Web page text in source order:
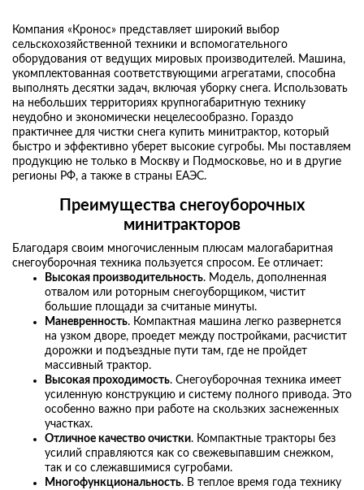
Компания «Кронос» представляет широкий выбор
сельскохозяйственной техники и вспомогательного
оборудования от ведущих мировых производителей. Машина,
укомплектованная соответствующими агрегатами, способна
выполнять десятки задач, включая уборку снега. Использовать
на небольших территориях крупногабаритную технику
неудобно и экономически нецелесообразно. Гораздо
практичнее для чистки снега купить минитрактор, который
быстро и эффективно уберет высокие сугробы. Мы поставляем
продукцию не только в Москву и Подмосковье, но и в другие
регионы РФ, а также в страны ЕАЭС.
Преимущества снегоуборочных
минитракторов
Благодаря своим многочисленным плюсам малогабаритная
снегоуборочная техника пользуется спросом. Ее отличает:
Высокая производительность. Модель, дополненная
отвалом или роторным снегоуборщиком, чистит
большие площади за считаные минуты.
Маневренность. Компактная машина легко развернется
на узком дворе, проедет между постройками, расчистит
дорожки и подъездные пути там, где не пройдет
массивный трактор.
Высокая проходимость. Снегоуборочная техника имеет
усиленную конструкцию и систему полного привода. Это
особенно важно при работе на скользких заснеженных
участках.
Отличное качество очистки. Компактные тракторы без
усилий справляются как со свежевыпавшим снежком,
так и со слежавшимися сугробами.
Многофункциональность. В теплое время года технику